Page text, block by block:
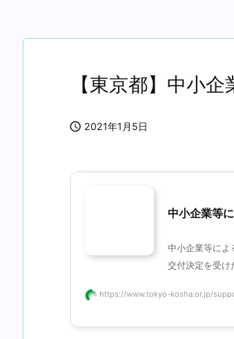
【東京都】中小
 2021年1月5日
中小企業等
中小企業等によ
交付決定を受け
https://www.tokyo-kosha.or.jp/